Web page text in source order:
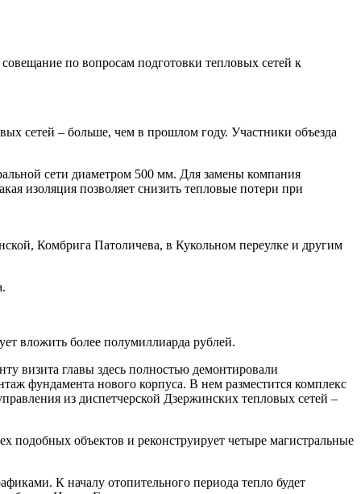
по вопросам подготовки тепловых сетей к
сетей – больше, чем в прошлом году. Участники объезда
сети диаметром 500 мм. Для замены компания
изоляция позволяет снизить тепловые потери при
Комбрига Патоличева, в Кукольном переулке и другим
вложить более полумиллиарда рублей.
визита главы здесь полностью демонтировали
фундамента нового корпуса. В нем разместится комплекс
из диспетчерской Дзержинских тепловых сетей –
объектов и реконструирует четыре магистральные
К началу отопительного периода тепло будет